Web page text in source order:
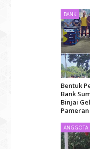
BANK
Bentuk
Bank
Binjai
ANGGOTA